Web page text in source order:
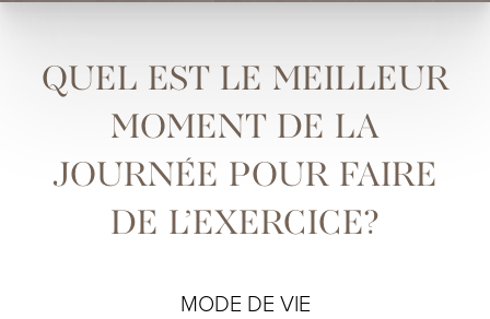
QUEL EST LE MEILLEUR
MOMENT DE LA
JOURNÉE POUR FAIRE
DE L’EXERCICE?
MODE DE VIE